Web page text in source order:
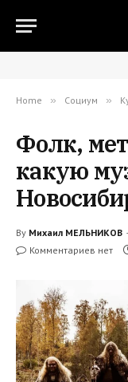
Home » Социум »
Фолк,
какую
By Михаил МЕЛЬНИКОВ
Комментариев нет